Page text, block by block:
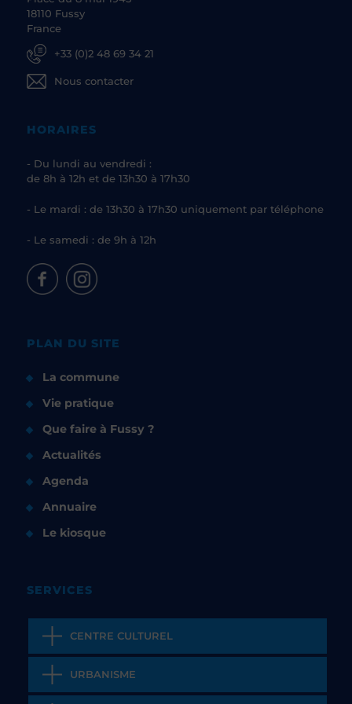
18110 Fussy
France
+33 (0)2 48 69 34 21
Nous contacter
HORAIRES
- Du lundi au vendredi :
de 8h à 12h et de 13h30 à 17h30
- Le mardi : de 13h30 à 17h30 uniquement par téléphone
- Le samedi : de 9h à 12h
PLAN DU SITE
La commune
Vie pratique
Que faire à Fussy ?
Actualités
Agenda
Annuaire
Le kiosque
SERVICES
CENTRE CULTUREL
URBANISME